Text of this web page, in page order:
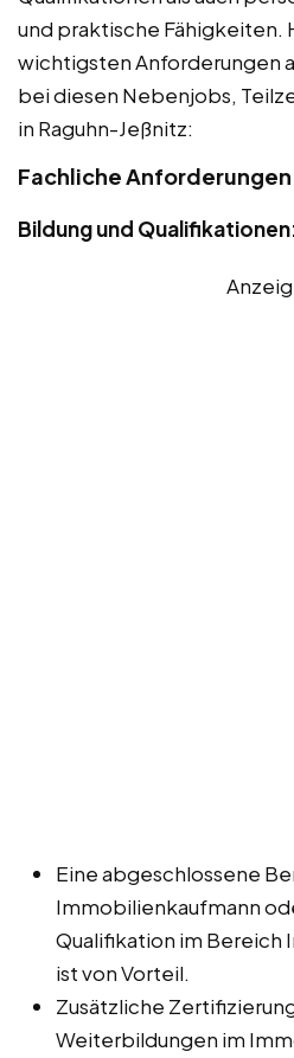
und praktische Fähigkeiten.
wichtigsten Anforderungen
bei diesen Nebenjobs,
in Raguhn-Jeßnitz:
Fachliche Anforderungen
Bildung und
Eine abgeschlossene
Immobilienkaufmann
Qualifikation im
ist von Vorteil.
Zusätzliche
Weiterbildungen im